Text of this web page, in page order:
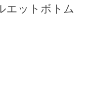
エットボトム